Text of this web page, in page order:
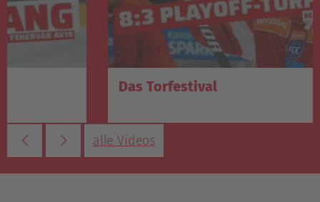
Das Torfestival
alle Videos